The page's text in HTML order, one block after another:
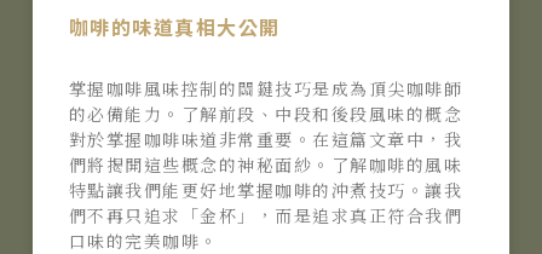
咖啡的味道真相大公開
掌握咖啡風味控制的關鍵技巧是成為頂尖咖啡師
的必備能力。了解前段、中段和後段風味的概念
對於掌握咖啡味道非常重要。在這篇文章中，我
們將揭開這些概念的神秘面紗。了解咖啡的風味
特點讓我們能更好地掌握咖啡的沖煮技巧。讓我
們不再只追求「金杯」，而是追求真正符合我們
口味的完美咖啡。